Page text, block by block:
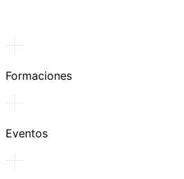
Formaciones
Eventos